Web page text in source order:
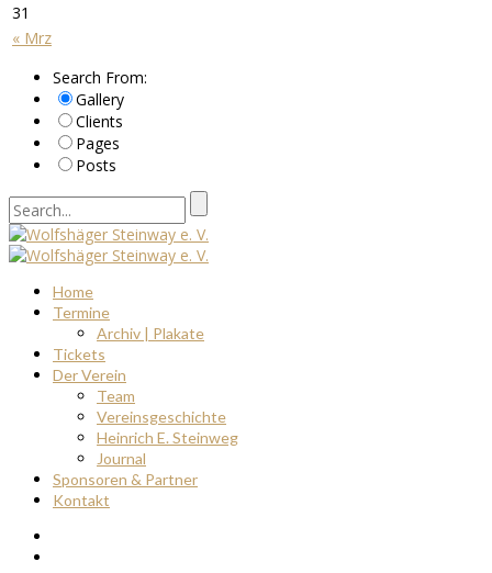
« Mrz
31
Search From:
Gallery
Clients
Pages
Posts
Home
Termine
Archiv | Plakate
Tickets
Der Verein
Team
Vereinsgeschichte
Heinrich E. Steinweg
Journal
Sponsoren & Partner
Kontakt